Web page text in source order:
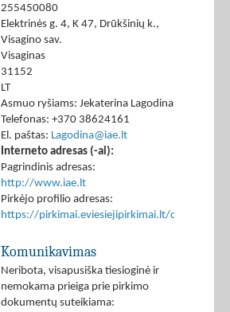
255450080
Elektrinės g. 4, K 47, Drūkšinių k.,
Visagino sav.
Visaginas
31152
LT
Asmuo ryšiams: Jekaterina Lagodina
Telefonas: +370 38624161
El. paštas: Lagodina@iae.lt
Interneto adresas (-ai):
Pagrindinis adresas:
http://www.iae.lt
Pirkėjo profilio adresas:
https://pirkimai.eviesiejipirkimai.lt/ctm/
Komunikavimas
Neribota, visapusiška tiesioginė ir
nemokama prieiga prie pirkimo
dokumentų suteikiama: